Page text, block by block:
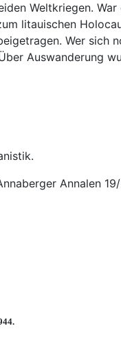
Weltkriegen.
litauischen
Wer sich
Auswanderung
Annalen 19/